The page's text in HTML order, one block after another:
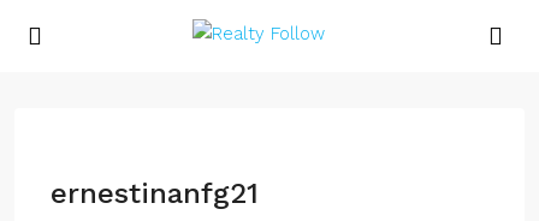
ernestinanfg21